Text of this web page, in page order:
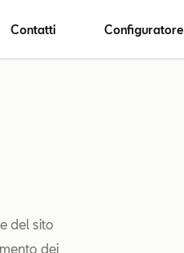
Contatti Configuratore
del sito
dei